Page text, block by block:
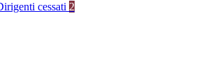
cessati 2